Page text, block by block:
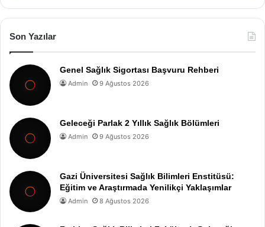
Son Yazılar
Genel Sağlık Sigortası Başvuru Rehberi
Admin 9 Ağustos 2026
Geleceği Parlak 2 Yıllık Sağlık Bölümleri
Admin 9 Ağustos 2026
Gazi Üniversitesi Sağlık Bilimleri Enstitüsü:
Eğitim ve Araştırmada Yenilikçi Yaklaşımlar
Admin 8 Ağustos 2026